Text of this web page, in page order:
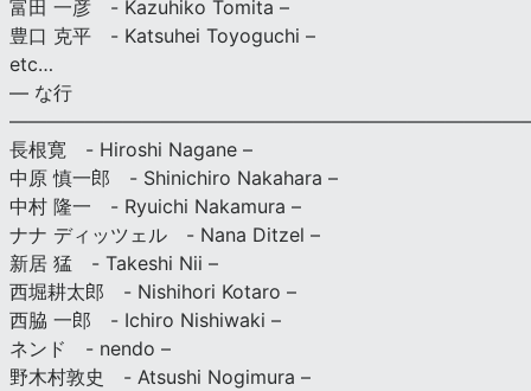
富田 一彦 - Kazuhiko Tomita –
豊口 克平 - Katsuhei Toyoguchi –
etc…
— な行
長根寛 - Hiroshi Nagane –
中原 慎一郎 - Shinichiro Nakahara –
中村 隆一 - Ryuichi Nakamura –
ナナ ディッツェル - Nana Ditzel –
新居 猛 - Takeshi Nii –
西堀耕太郎 - Nishihori Kotaro –
西脇 一郎 - Ichiro Nishiwaki –
ネンド - nendo –
野木村敦史 - Atsushi Nogimura –